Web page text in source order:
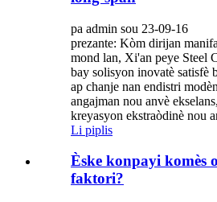
pa admin sou 23-09-16
prezante: Kòm dirijan
mond lan, Xi'an peye Steel
bay solisyon inovatè satisfè
ap chanje nan endistri
angajman nou anvè
kreyasyon ekstraòdinè nou
Li piplis
Èske konpayi komès
faktori?